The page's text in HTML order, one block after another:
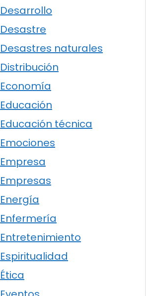
Desarrollo
Desastre
Desastres naturales
Distribución
Economía
Educación
Educación técnica
Emociones
Empresa
Empresas
Energía
Enfermería
Entretenimiento
Espiritualidad
Ética